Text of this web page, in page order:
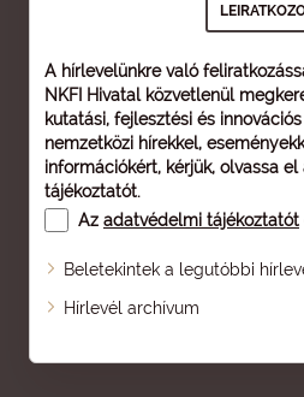
A hírlevelünkre való
NKFI Hivatal közvetlenül
kutatási, fejlesztési és
nemzetközi hírekkel,
információkért, kérjük, olvassa el
tájékoztatót.
Az adatvédelmi tájékoztatót
Beletekintek a legutóbbi
Hírlevél archívum
Oldaltérkép